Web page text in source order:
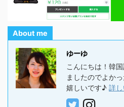
About me
ゆーゆ
こんにちは！韓
ましたのでよか
嬉しいです♪ 詳